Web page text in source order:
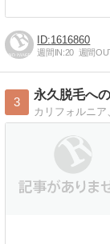
1616860
週間IN:20 週間
3
永久脱毛へ
カリフォルニ